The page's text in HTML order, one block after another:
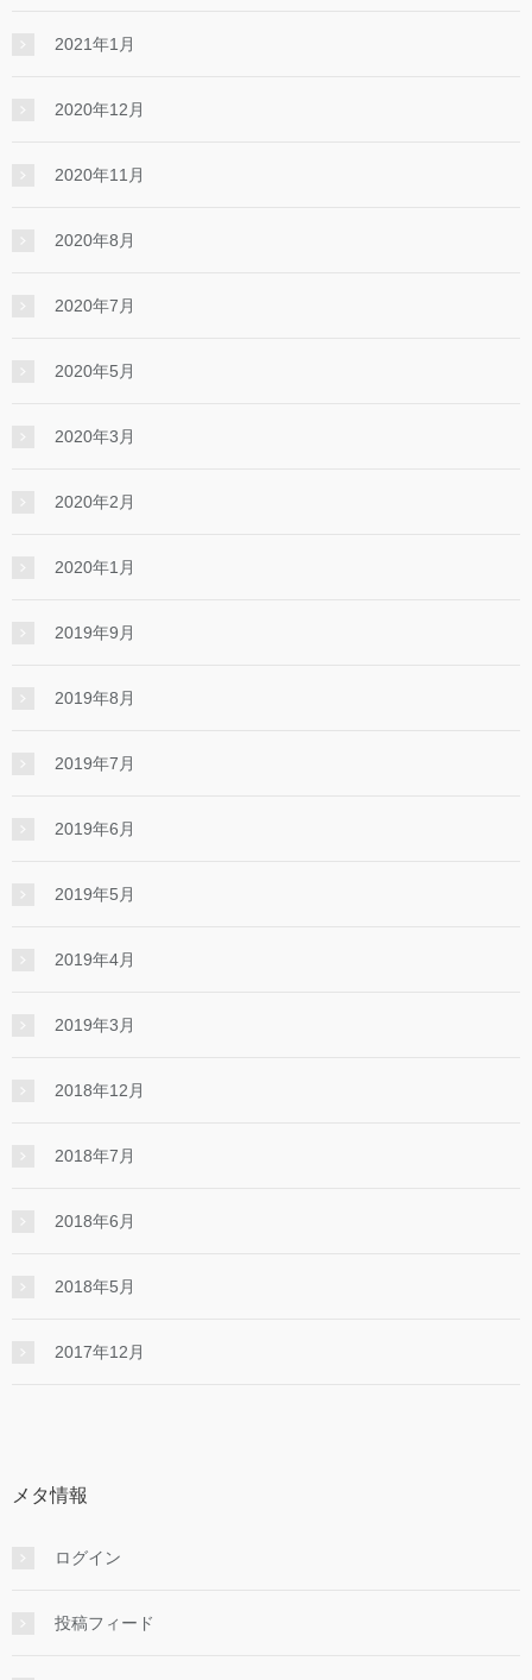
2021年1月
2020年12月
2020年11月
2020年8月
2020年7月
2020年5月
2020年3月
2020年2月
2020年1月
2019年9月
2019年8月
2019年7月
2019年6月
2019年5月
2019年4月
2019年3月
2018年12月
2018年7月
2018年6月
2018年5月
2017年12月
メタ情報
ログイン
投稿フィード